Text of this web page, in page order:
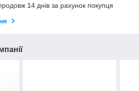
14 днів за рахунок покупця